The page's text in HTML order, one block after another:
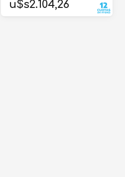
u$s2.104,26